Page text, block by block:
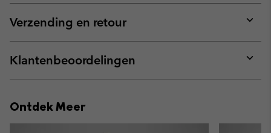
or
Verzending en retour
or
Klantenbeoordelingen
or
Ontdek Meer